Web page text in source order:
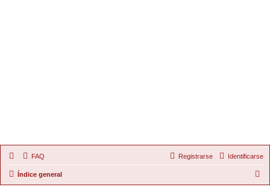
FAQ Identificarse
Registrarse
Índice general